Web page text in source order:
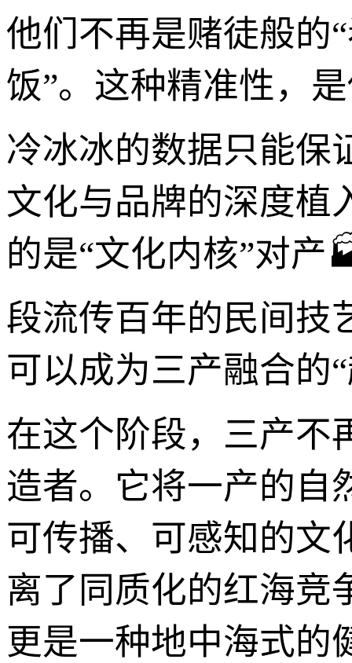
他们不再是赌徒般的
饭”。这种精准性，
冷冰冰的数据只能保
文化与品牌的深度植
的是“文化内核”对产
段流传百年的民间技
可以成为三产融合的
在这个阶段，三产不
造者。它将一产的自
可传播、可感知的文
离了同质化的红海竞
更是一种地中海式的